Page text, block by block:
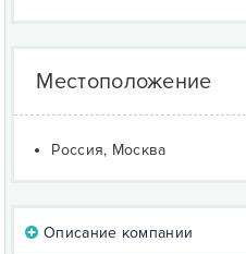
Местоположение
Россия, Москва
Описание компании